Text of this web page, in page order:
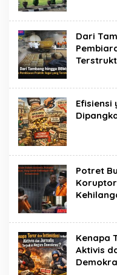
Dari
Efisiensi
Potret
Kenapa
Aktivis